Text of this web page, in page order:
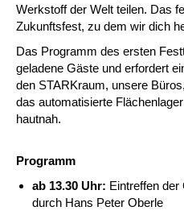
Werkstoff der Welt teilen. Das
Zukunftsfest, zu dem wir dich
Das Programm des ersten
geladene Gäste und erfordert
den STARKraum, unsere
das automatisierte
hautnah.
Programm
ab 13.30 Uhr: Eintreffen
durch Hans Peter Oberle